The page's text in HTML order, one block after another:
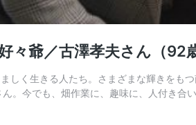
々爺／古澤孝夫さん（92
しく生きる人たち。さまざまな輝きをも
。今でも、畑作業に、趣味に、人付き合